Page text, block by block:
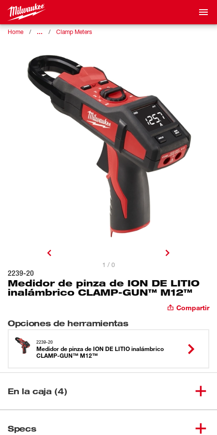
Home … Clamp Meters
1 / 0
2239-20
Medidor de pinza de ION DE LITIO
inalámbrico CLAMP-GUN™ M12™
Compartir
Opciones de herramientas
2239-20
Medidor de pinza de ION DE LITIO inalámbrico
CLAMP-GUN™ M12™
En la caja (4)
(1)
Specs